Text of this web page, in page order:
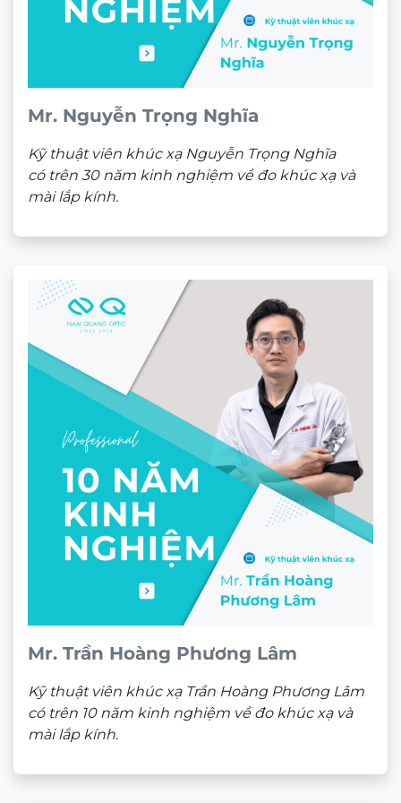
Gọng kính Molsion 6001
2.780.000₫
Theo dõi trên mạng xã hội
CÔNG TY TNHH NAM QUANG RETAIL
Hotline:
0933 60 30 38
(🕘 8:30 – 21h30)
CN2:53 Nguyễn Trãi, P. Bến Thành, Quận 1, HCM